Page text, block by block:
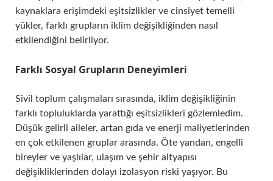
kaynaklara erişimdeki eşitsizlikler ve cinsiyet temelli
yükler, farklı grupların iklim değişikliğinden nasıl
etkilendiğini belirliyor.
Farklı Sosyal Grupların Deneyimleri
Sivil toplum çalışmaları sırasında, iklim değişikliğinin
farklı topluluklarda yarattığı eşitsizlikleri gözlemledim.
Düşük gelirli aileler, artan gıda ve enerji maliyetlerinden
en çok etkilenen gruplar arasında. Öte yandan, engelli
bireyler ve yaşlılar, ulaşım ve şehir altyapısı
değişikliklerinden dolayı izolasyon riski yaşıyor. Bu